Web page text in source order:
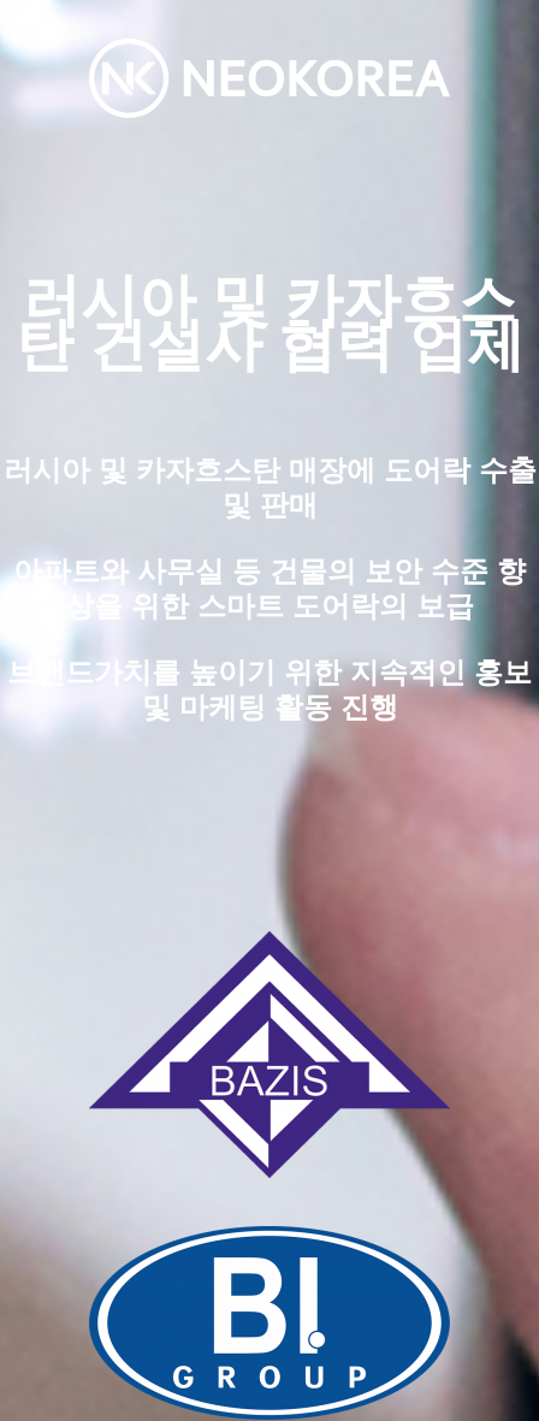
러시아 및 카자흐스
탄 건설사 협력 업체
러시아 및 카자흐스탄 매장에 도어락 수출
및 판매
아파트와 사무실 등 건물의 보안 수준 향
상을 위한 스마트 도어락의 보급
브랜드가치를 높이기 위한 지속적인 홍보
및 마케팅 활동 진행